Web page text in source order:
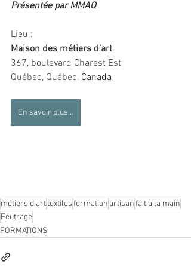
Présentée par MMAQ
Lieu :
Maison des métiers d’art
367, boulevard Charest Est
Québec, Québec, Canada
En savoir plus…
métiers d'arttextilesformation artisanfait à la main
Feutrage
FORMATIONS